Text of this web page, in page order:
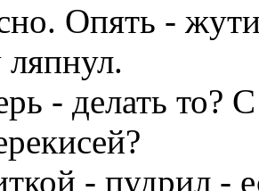
Опять -
ляпнул.
- делать то?
- пудрил -